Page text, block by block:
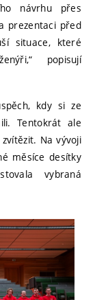
návrhu přes
prezentaci před
situace, které
popisují
kdy si ze
Tentokrát ale
Na vývoji
měsíce desítky
vybraná